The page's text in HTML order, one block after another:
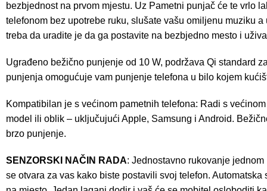
bezbjednost na prvom mjestu. Uz Pametni punjač će te vrlo
telefonom bez upotrebe ruku, slušate vašu omiljenu muziku
treba da uradite je da ga postavite na bezbjedno mesto i
Ugrađeno bežično punjenje od 10 W, podržava Qi standard
punjenja omogućuje vam punjenje telefona u bilo kojem
Kompatibilan je s većinom pametnih telefona: Radi s
model ili oblik – uključujući Apple, Samsung i Android.
brzo punjenje.
SENZORSKI NAČIN RADA: Jednostavno rukovanje
se otvara za vas kako biste postavili svoj telefon.